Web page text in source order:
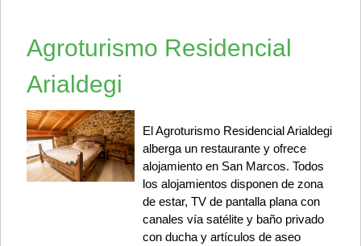
Agroturismo Residencial
Arialdegi
El Agroturismo Residencial Arialdegi
alberga un restaurante y ofrece
alojamiento en San Marcos. Todos
los alojamientos disponen de zona
de estar, TV de pantalla plana con
canales vía satélite y baño privado
con ducha y artículos de aseo